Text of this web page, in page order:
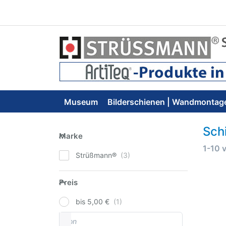
Museum Bilderschienen |
Marke
Marke
Strüßmann®
Preis
Preis
bis 5,00 €
Preisspanne
1-10